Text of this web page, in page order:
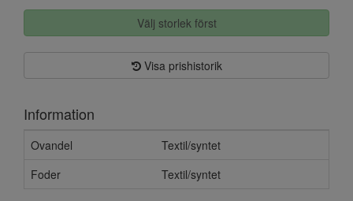
Välj storlek först
Visa prishistorik
Information
Ovandel
Textil/syntet
Foder
Textil/syntet